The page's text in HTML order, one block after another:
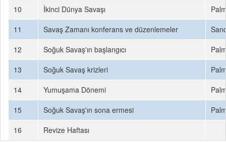
10
İkinci Dünya Savaşı
11
Savaş Zamanı konferans ve düzenlemeler
12
Soğuk Savaş'ın başlangıcı
13
Soğuk Savaş krizleri
14
Yumuşama Dönemi
15
Soğuk Savaş'ın sona ermesi
16
Revize Haftası